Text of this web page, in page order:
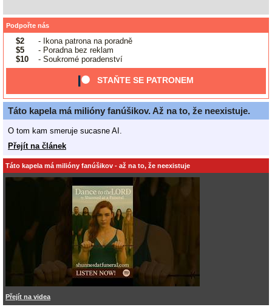
Podpořte nás
$2
- Ikona patrona na poradně
$5
- Poradna bez reklam
$10
- Soukromé poradenství
STAŇTE SE PATRONEM
Táto kapela má milióny fanúšikov. Až na to, že neexistuje.
O tom kam smeruje sucasne AI.
Přejít na článek
Táto kapela má milióny fanúšikov - až na to, že neexistuje
Přejít na videa